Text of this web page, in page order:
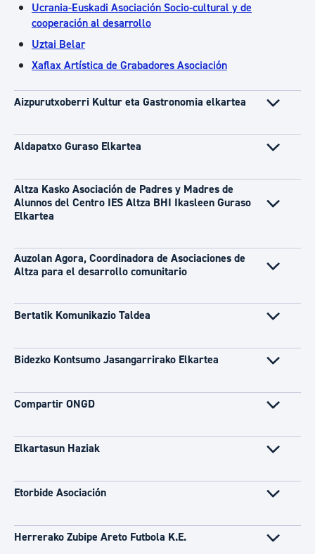
Ucrania-Euskadi Asociación Socio-cultural y de
cooperación al desarrollo
Uztai Belar
Xaflax Artística de Grabadores Asociación
Aizpurutxoberri Kultur eta Gastronomia elkartea
Aldapatxo Guraso Elkartea
Altza Kasko Asociación de Padres y Madres de
Alunnos del Centro IES Altza BHI Ikasleen Guraso
Elkartea
Auzolan Agora, Coordinadora de Asociaciones de
Altza para el desarrollo comunitario
Bertatik Komunikazio Taldea
Bidezko Kontsumo Jasangarrirako Elkartea
Compartir ONGD
Elkartasun Haziak
Etorbide Asociación
Herrerako Zubipe Areto Futbola K.E.